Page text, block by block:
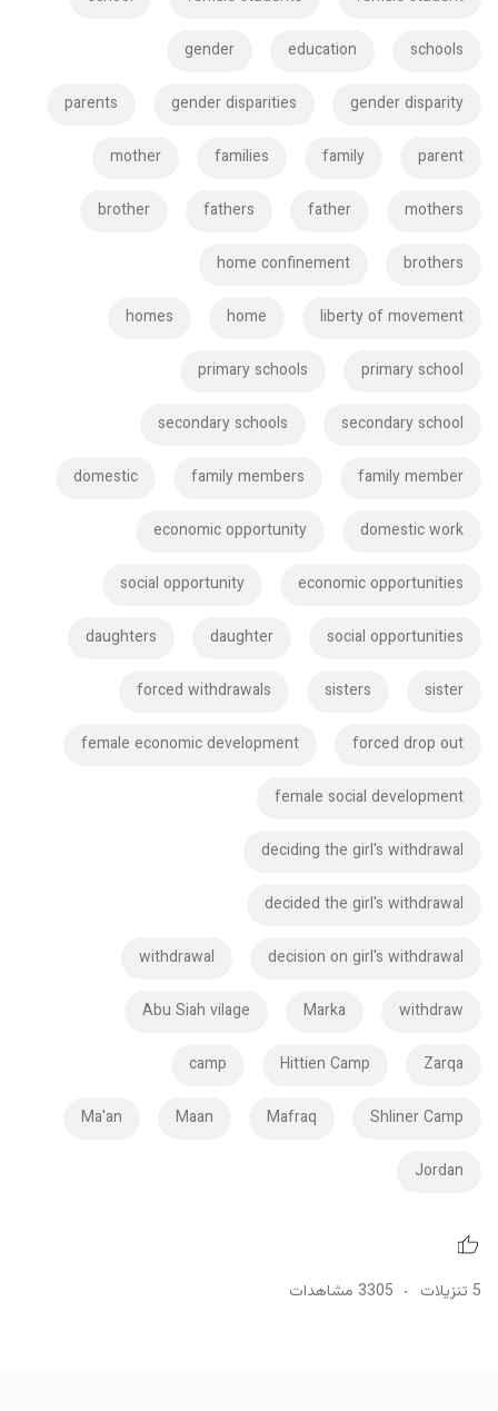
schools
education
gender
gender disparity
gender disparities
parents
parent
family
families
mother
mothers
father
fathers
brother
brothers
home confinement
liberty of movement
home
homes
primary school
primary schools
secondary school
secondary schools
family member
family members
domestic
domestic work
economic opportunity
economic opportunities
social opportunity
social opportunities
daughter
daughters
sister
sisters
forced withdrawals
forced drop out
female economic development
female social development
deciding the girl's withdrawal
decided the girl's withdrawal
decision on girl's withdrawal
withdrawal
withdraw
Marka
Abu Siah vilage
Zarqa
Hittien Camp
camp
Shliner Camp
Mafraq
Maan
Ma'an
Jordan
3305 مشاهدات